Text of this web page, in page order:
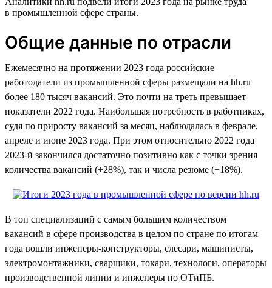
в промышленной сфере страны.
Общие данные по отрасли
Ежемесячно на протяжении 2023 года российские
работодатели из промышленной сферы размещали на hh.ru
более 180 тысяч вакансий. Это почти на треть превышает
показатели 2022 года. Наибольшая потребность в работниках,
судя по приросту вакансий за месяц, наблюдалась в феврале,
апреле и июне 2023 года. При этом относительно 2022 года
2023-й закончился достаточно позитивно как с точки зрения
количества вакансий (+28%), так и числа резюме (+18%).
В топ специализаций с самым большим количеством
вакансий в сфере производства в целом по стране по итогам
года вошли инженеры-конструкторы, слесари, машинисты,
электромонтажники, сварщики, токари, технологи, операторы
производственной линии и инженеры по ОТиПБ.